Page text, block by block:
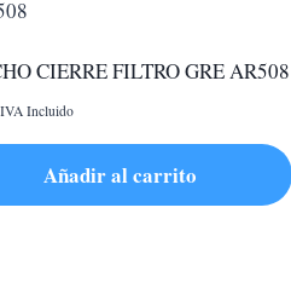
CIERRE FILTRO GRE AR508
IVA Incluido
Añadir al carrito